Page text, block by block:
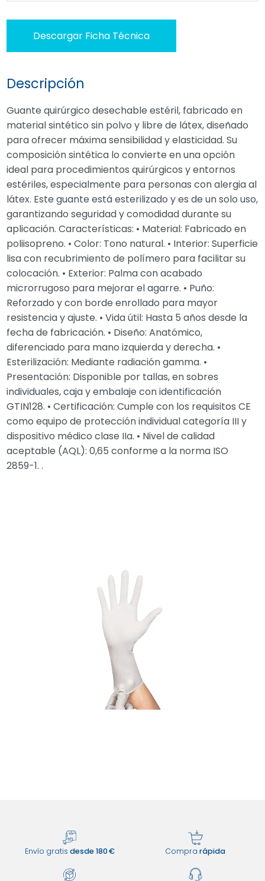
Descargar Ficha Técnica
Descripción
Guante quirúrgico desechable estéril, fabricado en
material sintético sin polvo y libre de látex, diseñado
para ofrecer máxima sensibilidad y elasticidad. Su
composición sintética lo convierte en una opción
ideal para procedimientos quirúrgicos y entornos
estériles, especialmente para personas con alergia al
látex. Este guante está esterilizado y es de un solo uso,
garantizando seguridad y comodidad durante su
aplicación. Características: • Material: Fabricado en
poliisopreno. • Color: Tono natural. • Interior: Superficie
lisa con recubrimiento de polímero para facilitar su
colocación. • Exterior: Palma con acabado
microrrugoso para mejorar el agarre. • Puño:
Reforzado y con borde enrollado para mayor
resistencia y ajuste. • Vida útil: Hasta 5 años desde la
fecha de fabricación. • Diseño: Anatómico,
diferenciado para mano izquierda y derecha. •
Esterilización: Mediante radiación gamma. •
Presentación: Disponible por tallas, en sobres
individuales, caja y embalaje con identificación
GTIN128. • Certificación: Cumple con los requisitos CE
como equipo de protección individual categoría III y
dispositivo médico clase IIa. • Nivel de calidad
aceptable (AQL): 0,65 conforme a la norma ISO
2859-1. .
Envío gratis desde 180 € Comprarápida